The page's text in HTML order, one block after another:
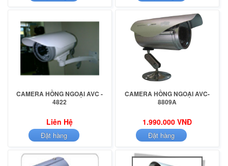
CAMERA HỒNG NGOẠI AVC-
8809A
1.990.000 VNĐ
Đặt hàng
CAMERA HỒNG NGOẠI AVC -
4822
Liên Hệ
Đặt hàng